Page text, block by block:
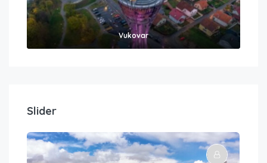
Vukovar
Slider